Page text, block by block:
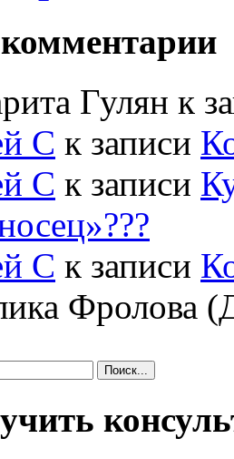
Гулян к
С к записи
С к записи
С к записи
Фролова